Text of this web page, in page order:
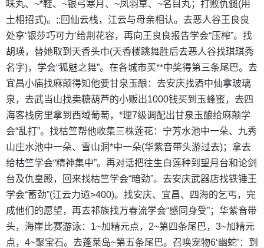
味丸、~*鞋、~银弓寒月、~凤羽草、~名目丸；打败仇雠(用
土相招式)。;;回仙云栈，江云与母亲相认。去恶人谷王良良
处拿‘银莎巧可力’给荆花容，再向王良良报告学会“压榨”。找
胡瑛，替她取到天香头巾(天香楼跳舞胜后去恶人谷找琪琪秀
名字)，学会“狐魅之舞”。在各城市买**中奖得第三条尾巴。去
宜昌小庙找麻颠得知他要甘泉玉酿：去安庆找酒中仙拿玻璃
泉，去武当山找卖糖葫芦的小贩出1000钱买到玉蜂蜜，去四
海客栈房里拿到西域葡萄，*理7级调配出甘泉玉酿给麻颠学
会“乱打”。找枯竺帮他收集三株莲花：宁芳水池中一朵、九秀
山庄水池中一朵、雪山洞*中一朵(华紫音带头游过去)；拿去
给枯竺学会“精神集中”。再对话把往生白莲种到望月台和论剑
台及仇皇殿，回来找枯竺学会“暗劲”。去安庆武器店找铁锤王
学会“蓄劲”(江云力道>400)。找安庆、宜昌、四海的乞丐，完
成他们的愿望，再去祁族找万春流学会“感同身受”；华紫音带
头，海崖比赛游泳：1~加精元点，2~第四条尾巴，3~加精元
点，4~聚宝石。去蓬莱岛~第五条尾巴。召唤宠物6‘幽蛇’：到